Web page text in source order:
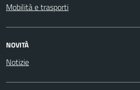
Mobilità e trasporti
NOVITÀ
Notizie